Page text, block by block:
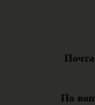
По